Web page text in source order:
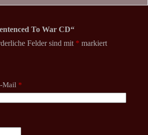
To War CD“
Felder sind mit * markiert
Mail *